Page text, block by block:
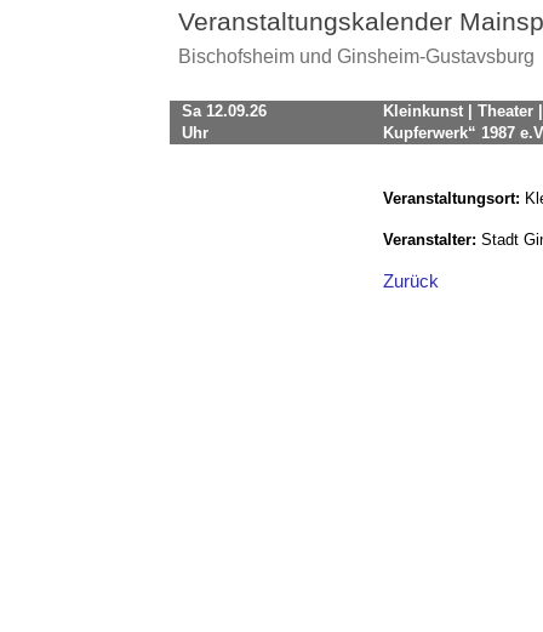
Veranstaltungskalender
Bischofsheim und Ginsheim-Gustavsburg
Sa 12.09.26
Uhr
Kleinkunst | Theater
Kupferwerk“ 1987
Veranstaltungsort:
Veranstalter: Stadt
Zurück